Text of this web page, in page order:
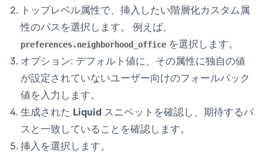
トップレベル属性で、挿入したい階層化カスタム属
性のパスを選択します。 例えば、
preferences.neighborhood_office を選択します。
オプション: デフォルト値に、その属性に独自の値
が設定されていないユーザー向けのフォールバック
値を入力します。
生成された Liquid スニペット を確認し、期待するパ
スと一致していることを確認します。
挿入 を選択します。